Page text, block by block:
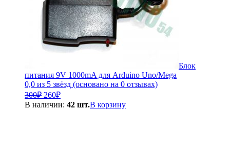
Блок
питания 9V 1000mA для Arduino Uno/Mega
0,0 из 5 звёзд (основано на 0 отзывах)
300₽ Первоначальная
цена
260₽Текущая
цена:
В наличии: 42 шт.В корзину